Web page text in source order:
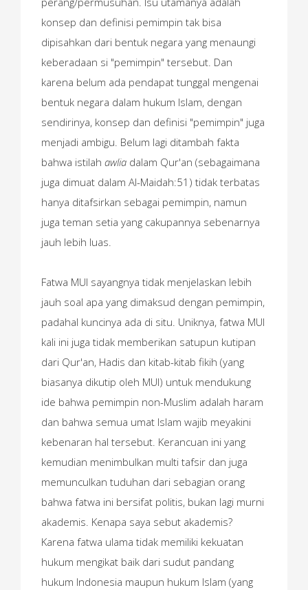
konsep dan definisi pemimpin tak bisa
dipisahkan dari bentuk negara yang menaungi
keberadaan si "pemimpin" tersebut. Dan
karena belum ada pendapat tunggal mengenai
bentuk negara dalam hukum Islam, dengan
sendirinya, konsep dan definisi "pemimpin" juga
menjadi ambigu. Belum lagi ditambah fakta
bahwa istilah awlia dalam Qur'an (sebagaimana
juga dimuat dalam Al-Maidah:51) tidak terbatas
hanya ditafsirkan sebagai pemimpin, namun
juga teman setia yang cakupannya sebenarnya
jauh lebih luas.
Fatwa MUI sayangnya tidak menjelaskan lebih
jauh soal apa yang dimaksud dengan pemimpin,
padahal kuncinya ada di situ. Uniknya, fatwa MUI
kali ini juga tidak memberikan satupun kutipan
dari Qur'an, Hadis dan kitab-kitab fikih (yang
biasanya dikutip oleh MUI) untuk mendukung
ide bahwa pemimpin non-Muslim adalah haram
dan bahwa semua umat Islam wajib meyakini
kebenaran hal tersebut. Kerancuan ini yang
kemudian menimbulkan multi tafsir dan juga
memunculkan tuduhan dari sebagian orang
bahwa fatwa ini bersifat politis, bukan lagi murni
akademis. Kenapa saya sebut akademis?
Karena fatwa ulama tidak memiliki kekuatan
hukum mengikat baik dari sudut pandang
hukum Indonesia maupun hukum Islam (yang